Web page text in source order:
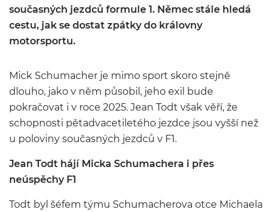
současných jezdců formule 1. Němec stále hledá
cestu, jak se dostat zpátky do královny
motorsportu.
Mick Schumacher je mimo sport skoro stejně
dlouho, jako v něm působil, jeho exil bude
pokračovat i v roce 2025. Jean Todt však věří, že
schopnosti pětadvacetiletého jezdce jsou vyšší než
u poloviny současných jezdců v F1.
Jean Todt hájí Micka Schumachera i přes
neúspěchy F1
Todt byl šéfem týmu Schumacherova otce Michaela